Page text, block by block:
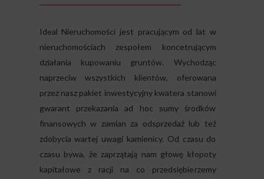
Ideal Nieruchomości jest pracującym od lat w
nieruchomościach zespołem koncetrującym
działania kupowaniu gruntów. Wychodząc
naprzeciw wszystkich klientów, oferowana
przez nasz pakiet inwestycyjny kwatera stanowi
gwarant przekazania ad hoc sumy środków
finansowych w zamian za odsprzedaż lub też
zdobycia wartej uwagi kamienicy. Od czasu do
czasu bywa, że zaprzątają nam głowę kłopoty
kapitałowe z racji na co przedsiębierzemy